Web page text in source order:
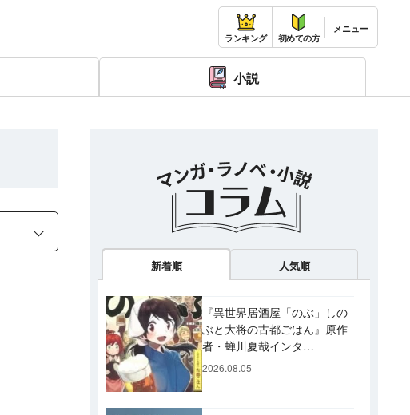
ランキング 初めての方
小説
新着順 人気順
『異世界居酒屋「のぶ」しの
ぶと大将の古都ごはん』原作
者・蝉川夏哉インタ
ビュー！ 今後「のぶ」に登
2026.08.05